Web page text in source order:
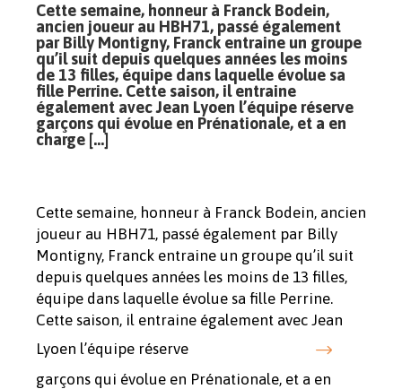
Cette semaine, honneur à Franck Bodein,
ancien joueur au HBH71, passé également
par Billy Montigny, Franck entraine un groupe
qu’il suit depuis quelques années les moins
de 13 filles, équipe dans laquelle évolue sa
fille Perrine. Cette saison, il entraine
également avec Jean Lyoen l’équipe réserve
garçons qui évolue en Prénationale, et a en
charge […]
Cette semaine, honneur à Franck Bodein, ancien
joueur au HBH71, passé également par Billy
Montigny, Franck entraine un groupe qu’il suit
depuis quelques années les moins de 13 filles,
équipe dans laquelle évolue sa fille Perrine.
Cette saison, il entraine également avec Jean
Lyoen l’équipe réserve
garçons qui évolue en Prénationale, et a en